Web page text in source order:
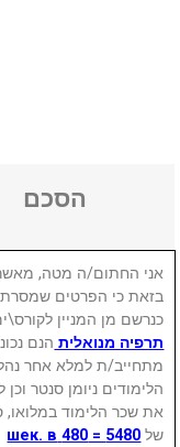
הסכם
אני החתום/ה מטה,
בזאת כי הפרטים
כנרשם מן המניין
תרפיה מנואלית הנם
מתחייב/ת למלא אחר
הלימודים ניומן סנטר
את שכר הלימוד במלואו,
של
5480 = 480 шек. в